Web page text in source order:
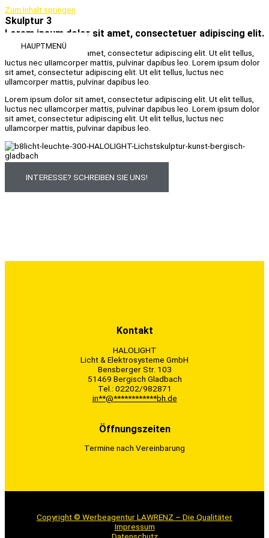
Zum Inhalt springen
HAUPTMENÜ
Skulptur 3
Lorem ipsum dolor sit amet, consectetuer adipiscing elit.
Lorem ipsum dolor sit amet, consectetur adipiscing elit. Ut elit tellus,
luctus nec ullamcorper mattis, pulvinar dapibus leo. Lorem ipsum dolor
sit amet, consectetur adipiscing elit. Ut elit tellus, luctus nec
ullamcorper mattis, pulvinar dapibus leo.
Lorem ipsum dolor sit amet, consectetur adipiscing elit. Ut elit tellus,
luctus nec ullamcorper mattis, pulvinar dapibus leo. Lorem ipsum dolor
sit amet, consectetur adipiscing elit. Ut elit tellus, luctus nec
ullamcorper mattis, pulvinar dapibus leo.
1999 Euro
INTERESSE? SCHREIBEN SIE UNS!
Kontakt
HALOLIGHT
Licht & Elektrosysteme GmbH
Bensberger Str. 103
51469 Bergisch Gladbach
Tel.: 02202/982871
in**@************bh.de
Öffnungszeiten
Termine nach Vereinbarung
Copyright © Werbeagentur LAWRENZ – Die Qualitäter
Impressum